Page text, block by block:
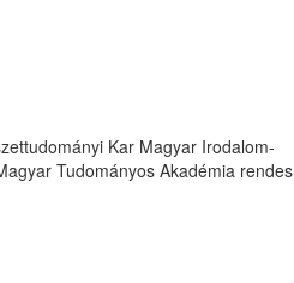
Kar Magyar Irodalom-
Tudományos Akadémia rendes